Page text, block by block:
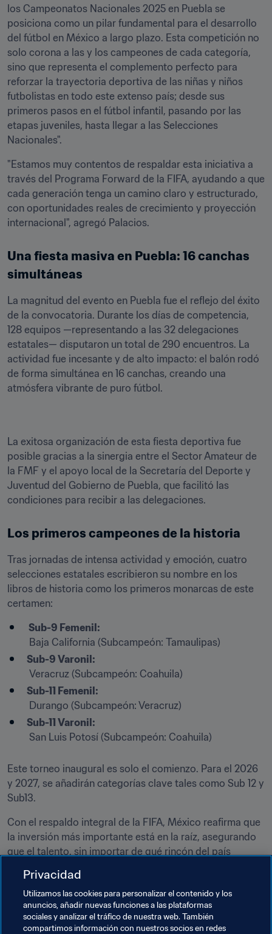
los Campeonatos Nacionales 2025 en Puebla se
posiciona como un pilar fundamental para el desarrollo
del fútbol en México a largo plazo. Esta competición no
solo corona a las y los campeones de cada categoría,
sino que representa el complemento perfecto para
reforzar la trayectoria deportiva de las niñas y niños
futbolistas en todo este extenso país; desde sus
primeros pasos en el fútbol infantil, pasando por las
etapas juveniles, hasta llegar a las Selecciones
Nacionales".
"Estamos muy contentos de respaldar esta iniciativa a
través del Programa Forward de la FIFA, ayudando a que
cada generación tenga un camino claro y estructurado,
con oportunidades reales de crecimiento y proyección
internacional", agregó Palacios.
Una fiesta masiva en Puebla: 16 canchas
simultáneas
La magnitud del evento en Puebla fue el reflejo del éxito
de la convocatoria. Durante los días de competencia,
128 equipos —representando a las 32 delegaciones
estatales— disputaron un total de 290 encuentros. La
actividad fue incesante y de alto impacto: el balón rodó
de forma simultánea en 16 canchas, creando una
atmósfera vibrante de puro fútbol.
La exitosa organización de esta fiesta deportiva fue
posible gracias a la sinergia entre el Sector Amateur de
la FMF y el apoyo local de la Secretaría del Deporte y
Juventud del Gobierno de Puebla, que facilitó las
condiciones para recibir a las delegaciones.
Los primeros campeones de la historia
Tras jornadas de intensa actividad y emoción, cuatro
selecciones estatales escribieron su nombre en los
libros de historia como los primeros monarcas de este
certamen:
Sub-9 Femenil:
Baja California (Subcampeón: Tamaulipas)
Sub-9 Varonil:
Veracruz (Subcampeón: Coahuila)
Sub-11 Femenil:
Durango (Subcampeón: Veracruz)
Sub-11 Varonil:
San Luis Potosí (Subcampeón: Coahuila)
Este torneo inaugural es solo el comienzo. Para el 2026
y 2027, se añadirán categorías clave tales como Sub 12 y
Sub13.
Con el respaldo integral de la FIFA, México reafirma que
la inversión más importante está en la raíz, asegurando
que el talento, sin importar de qué rincón del país
metodológicamente adecuado para brillar.
Temas relacionados
Privacidad
Utilizamos las cookies para personalizar el contenido y los
anuncios, añadir nuevas funciones a las plataformas
sociales y analizar el tráfico de nuestra web. También
compartimos información con nuestros socios en redes